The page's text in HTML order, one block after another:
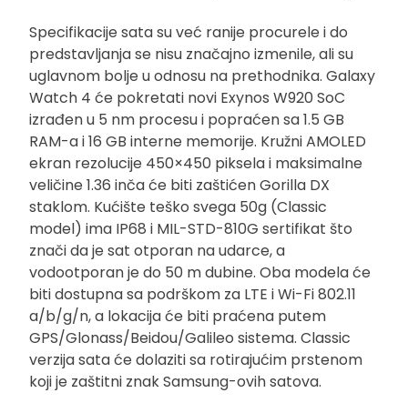
Specifikacije sata su već ranije procurele i do
predstavljanja se nisu značajno izmenile, ali su
uglavnom bolje u odnosu na prethodnika. Galaxy
Watch 4 će pokretati novi Exynos W920 SoC
izrađen u 5 nm procesu i popraćen sa 1.5 GB
RAM-a i 16 GB interne memorije. Kružni AMOLED
ekran rezolucije 450×450 piksela i maksimalne
veličine 1.36 inča će biti zaštićen Gorilla DX
staklom. Kućište teško svega 50g (Classic
model) ima IP68 i MIL-STD-810G sertifikat što
znači da je sat otporan na udarce, a
vodootporan je do 50 m dubine. Oba modela će
biti dostupna sa podrškom za LTE i Wi-Fi 802.11
a/b/g/n, a lokacija će biti praćena putem
GPS/Glonass/Beidou/Galileo sistema. Classic
verzija sata će dolaziti sa rotirajućim prstenom
koji je zaštitni znak Samsung-ovih satova.